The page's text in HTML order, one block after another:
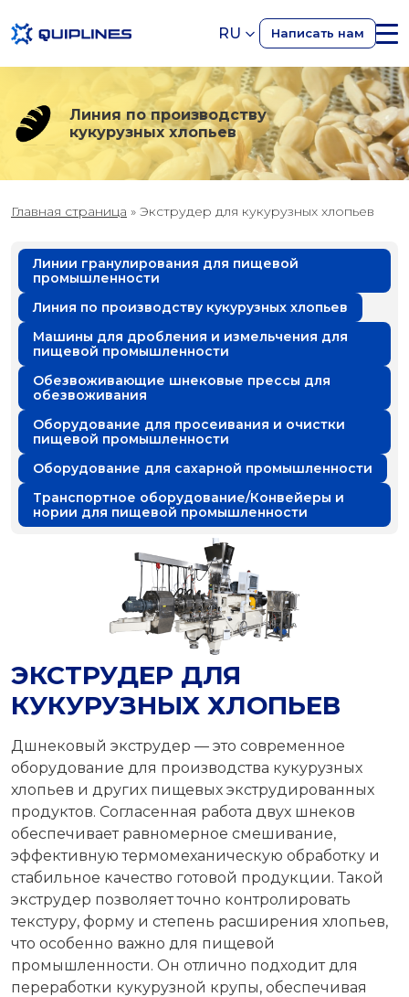
RU Написать нам
Линия по производству
кукурузных хлопьев
Главная страница » Экструдер для кукурузных хлопьев
Линии гранулирования для пищевой
промышленности
Линия по производству кукурузных хлопьев
Машины для дробления и измельчения для
пищевой промышленности
Обезвоживающие шнековые прессы для
обезвоживания
Оборудование для просеивания и очистки
пищевой промышленности
Оборудование для сахарной промышленности
Транспортное оборудование/Конвейеры и
нории для пищевой промышленности
ЭКСТРУДЕР ДЛЯ
КУКУРУЗНЫХ ХЛОПЬЕВ
Дшнековый экструдер — это современное
оборудование для производства кукурузных
хлопьев и других пищевых экструдированных
продуктов. Согласенная работа двух шнеков
обеспечивает равномерное смешивание,
эффективную термомеханическую обработку и
стабильное качество готовой продукции. Такой
экструдер позволяет точно контролировать
текстуру, форму и степень расширения хлопьев,
что особенно важно для пищевой
промышленности. Он отлично подходит для
переработки кукурузной крупы, обеспечивая